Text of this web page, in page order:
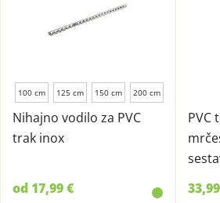
100 cm 125 cm 150 cm 200 cm
Nihajno vodilo za PVC
trak inox
od 17,99 €
PVC